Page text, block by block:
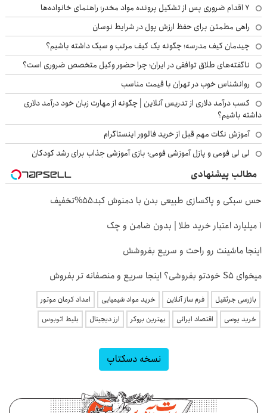
۷ اقدام ضروری پس از تشکیل پرونده مواد مخدر؛ راهنمای خانواده‌ها
راهی مطمئن برای حفظ ارزش پول در شرایط نوسان
چیدمان کیف مدرسه؛ چگونه یک کیف مرتب و سبک داشته باشیم؟
ناگفته‌های طلاق توافقی در ایران؛ چرا حضور وکیل متخصص ضروری است؟
روانشناس خوب در تهران با قیمت مناسب
کسب درآمد دلاری از تدریس آنلاین | چگونه از مهارت زبان خود درآمد دلاری
داشته باشیم؟
آموزش نکات مهم قبل از خرید فالوور اینستاگرام
لی لی فومی و پازل آموزشی فومی؛ بازی آموزشی جذاب برای رشد کودکان
مطالب پیشنهادی
حس سبکی و پاکسازی طبیعی بدن با دمنوش کبد55%تخفیف
۱ میلیارد اعتبار خرید طلا | بدون ضامن و چک
اینجا ماشینت رو راحت و سریع بفروشش
میخوای S5 خودتو بفروشی؟ اینجا سریع و منصفانه تر بفروش
بازرسی جرثقیل فرم ساز آنلاین خرید مواد شیمیایی
امداد کرمان موتور
خرید یوسی
اقتصاد ایرانی بهترین بروکر ارز دیجیتال بلیط اتوبوس
نسخه دسکتاپ